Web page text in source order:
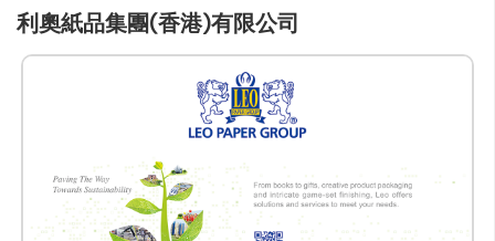
利奧紙品集團(香港)有限公司